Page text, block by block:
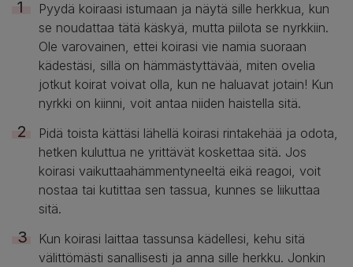
Pyydä koiraasi istumaan ja näytä sille herkkua, kun
se noudattaa tätä käskyä, mutta piilota se nyrkkiin.
Ole varovainen, ettei koirasi vie namia suoraan
kädestäsi, sillä on hämmästyttävää, miten ovelia
jotkut koirat voivat olla, kun ne haluavat jotain! Kun
nyrkki on kiinni, voit antaa niiden haistella sitä.
Pidä toista kättäsi lähellä koirasi rintakehää ja odota,
hetken kuluttua ne yrittävät koskettaa sitä. Jos
koirasi vaikuttaahämmentyneeltä eikä reagoi, voit
nostaa tai kutittaa sen tassua, kunnes se liikuttaa
sitä.
Kun koirasi laittaa tassunsa kädellesi, kehu sitä
välittömästi sanallisesti ja anna sille herkku. Jonkin